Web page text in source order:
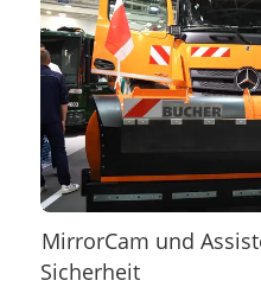
MirrorCam und
Sicherheit